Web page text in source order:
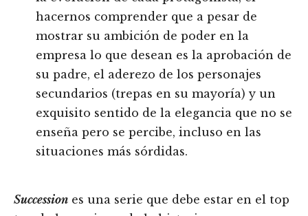
hacernos comprender que a pesar de
mostrar su ambición de poder en la
empresa lo que desean es la aprobación de
su padre, el aderezo de los personajes
secundarios (trepas en su mayoría) y un
exquisito sentido de la elegancia que no se
enseña pero se percibe, incluso en las
situaciones más sórdidas.
Succession es una serie que debe estar en el top